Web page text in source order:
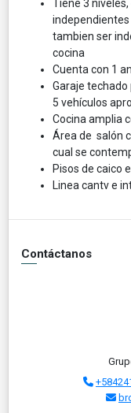
Tiene 3
tambien ser
cocina
Cuenta con 1
Garaje techado
5 vehículos
Cocina amplia
Área de salón
cual se
Pisos de caico
Linea cantv e
Contáctanos